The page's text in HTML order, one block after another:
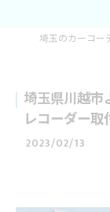
埼玉県川越市
レコーダー取
2023/02/13